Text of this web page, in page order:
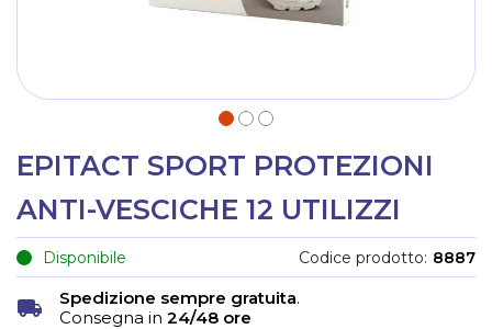
EPITACT SPORT PROTEZIONI
ANTI-VESCICHE 12 UTILIZZI
Disponibile Codice prodotto 8887
Spedizione sempre gratuita.
Consegna in 24/48 ore